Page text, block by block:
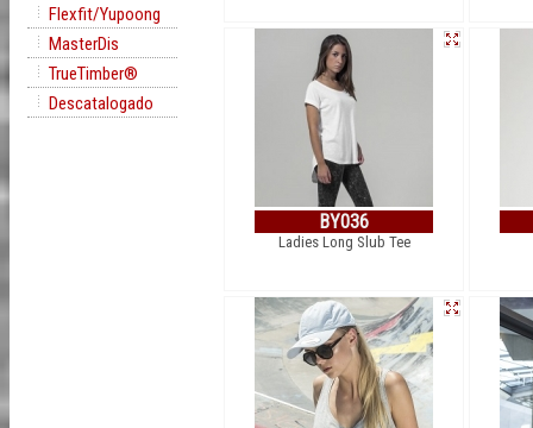
Flexfit/Yupoong
MasterDis
TrueTimber®
Descatalogado
BY036
Ladies Long Slub Tee